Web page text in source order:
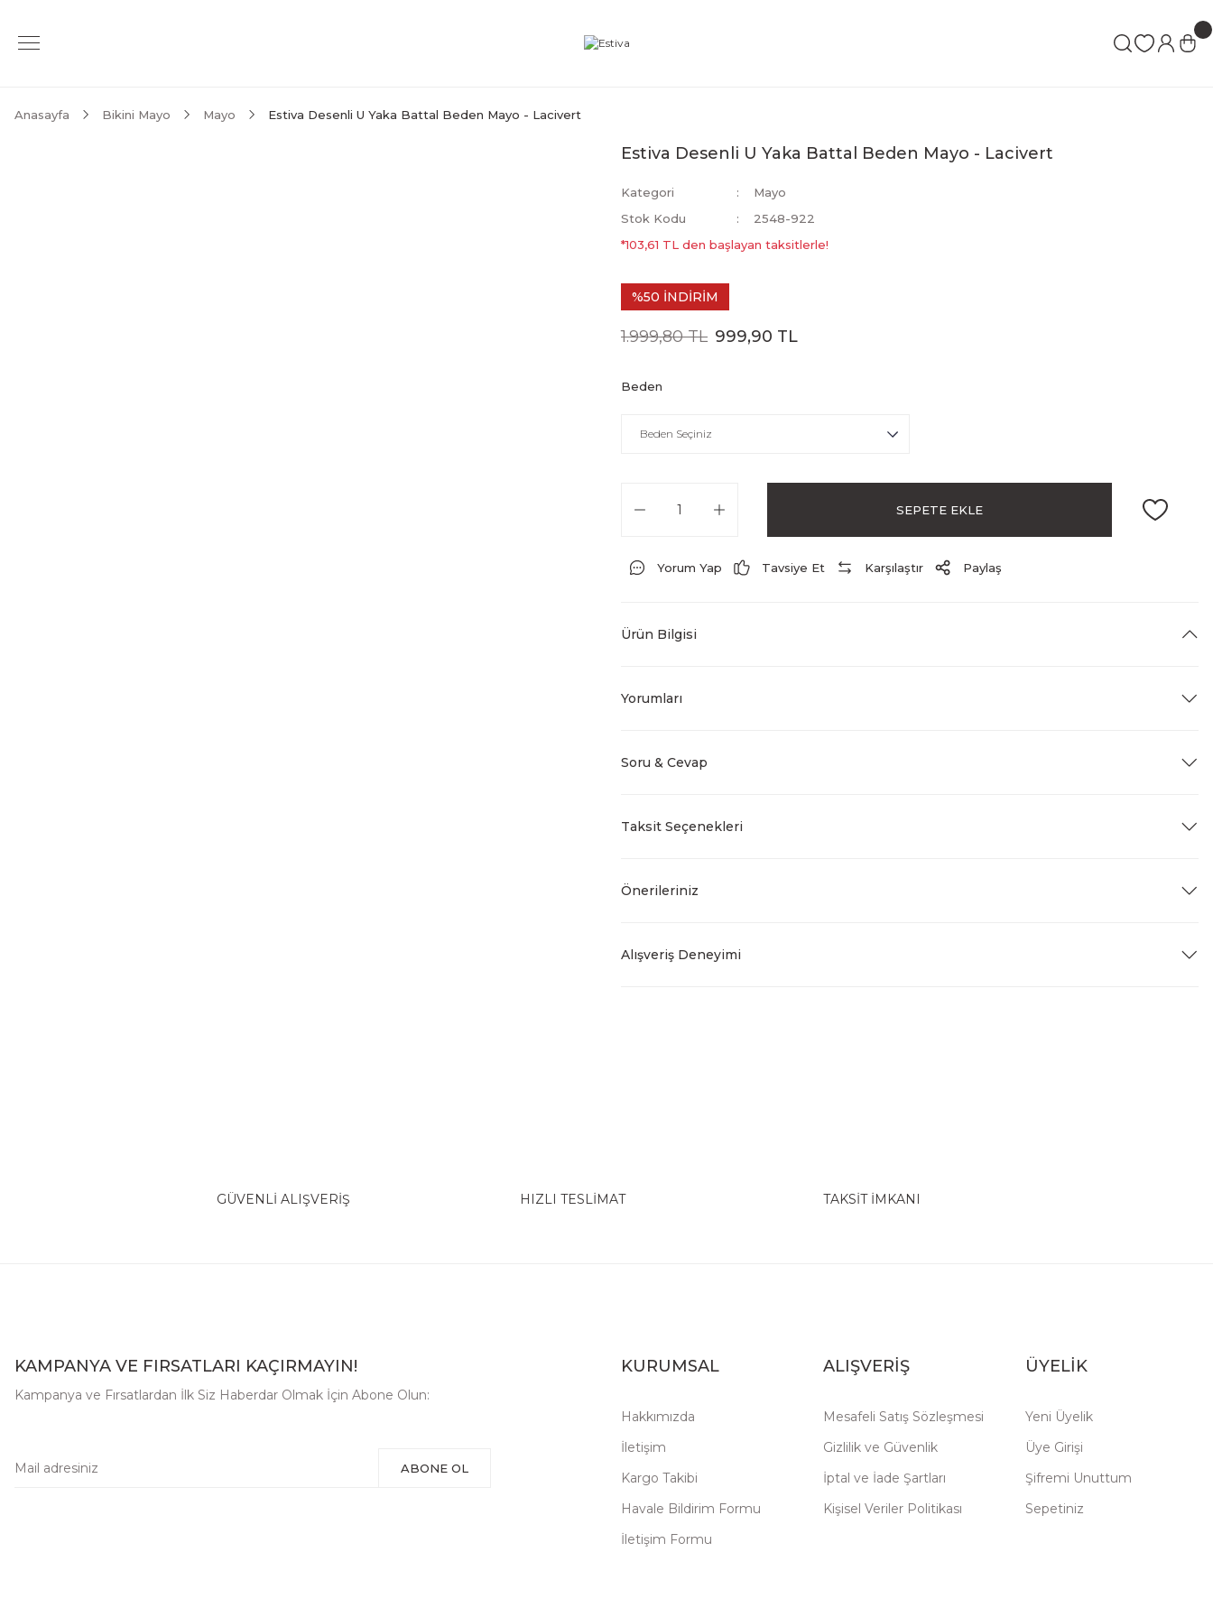
Anasayfa Bikini Mayo Mayo Estiva Desenli U Yaka Battal Beden Mayo - Lacivert
Estiva Desenli U Yaka Battal Beden Mayo - Lacivert
Kategori
Mayo
Stok Kodu
2548-922
*103,61 TL den başlayan taksitlerle!
%50 İNDİRİM
1.999,80 TL 999,90 TL
Beden
SEPETE EKLE
Yorum Yap Tavsiye Et Karşılaştır Paylaş
Ürün Bilgisi
Yorumları
Soru & Cevap
Taksit Seçenekleri
Önerileriniz
Alışveriş Deneyimi
GÜVENLİ ALIŞVERİŞ HIZLI TESLİMAT TAKSİT İMKANI
KAMPANYA VE FIRSATLARI KAÇIRMAYIN!
Kampanya ve Fırsatlardan İlk Siz Haberdar Olmak İçin Abone Olun:
ABONE OL
KURUMSAL
Hakkımızda
İletişim
Kargo Takibi
Havale Bildirim Formu
İletişim Formu
ALIŞVERİŞ
Mesafeli Satış Sözleşmesi
Gizlilik ve Güvenlik
İptal ve İade Şartları
Kişisel Veriler Politikası
ÜYELİK
Yeni Üyelik
Üye Girişi
Şifremi Unuttum
Sepetiniz